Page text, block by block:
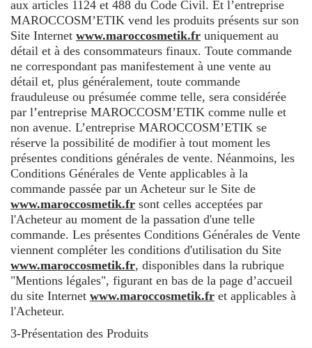
aux articles 1124 et 488 du Code Civil. Et l’entreprise
MAROCCOSM’ETIK vend les produits présents sur son
Site Internet www.maroccosmetik.fr uniquement au
détail et à des consommateurs finaux. Toute commande
ne correspondant pas manifestement à une vente au
détail et, plus généralement, toute commande
frauduleuse ou présumée comme telle, sera considérée
par l’entreprise MAROCCOSM’ETIK comme nulle et
non avenue. L’entreprise MAROCCOSM’ETIK se
réserve la possibilité de modifier à tout moment les
présentes conditions générales de vente. Néanmoins, les
Conditions Générales de Vente applicables à la
commande passée par un Acheteur sur le Site de
www.maroccosmetik.fr sont celles acceptées par
l'Acheteur au moment de la passation d'une telle
commande. Les présentes Conditions Générales de Vente
viennent compléter les conditions d'utilisation du Site
www.maroccosmetik.fr, disponibles dans la rubrique
"Mentions légales", figurant en bas de la page d’accueil
du site Internet www.maroccosmetik.fr et applicables à
l'Acheteur.
3-Présentation des Produits